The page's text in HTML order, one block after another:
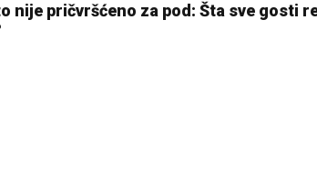
nije pričvršćeno za pod: Šta sve gosti